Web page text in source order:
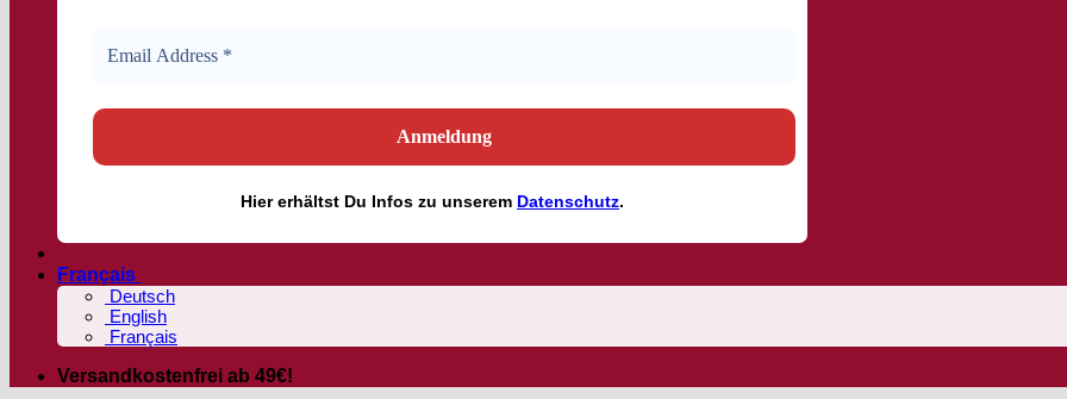
Hiererhältst Du Infos zu unserem Datenschutz.
Français
Deutsch
English
Français
Versandkostenfrei ab 49€!